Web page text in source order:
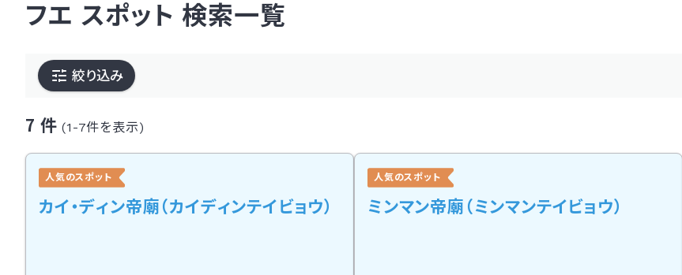
フエ スポット 検索一覧
絞り込み
7 件 (1-7件を表示)
カイ・ディン帝廟（カイディンテイビョウ）
人気のスポット
ミンマン帝廟（ミンマンテイビョウ）
人気のスポット